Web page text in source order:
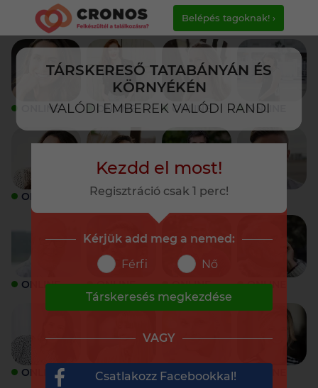
TÁRSKERESŐ TATABÁNYÁN ÉS
KÖRNYÉKÉN
VALÓDI EMBEREK VALÓDI RANDI
Belépés tagoknak! ›
ONLINE ONLINE ONLINE ONLINE
ONLINE ONLINE ONLINE
ONLINE ONLINE ONLINE ONLINE
ONLINE ONLINE ONLINE
Kezdd el most!
Regisztráció csak 1 perc!
Kérjük add meg a nemed:
Férfi
Nő
Társkeresés megkezdése
VAGY
Csatlakozz Facebookkal!